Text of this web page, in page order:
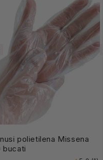
polietilena Missena
bucati